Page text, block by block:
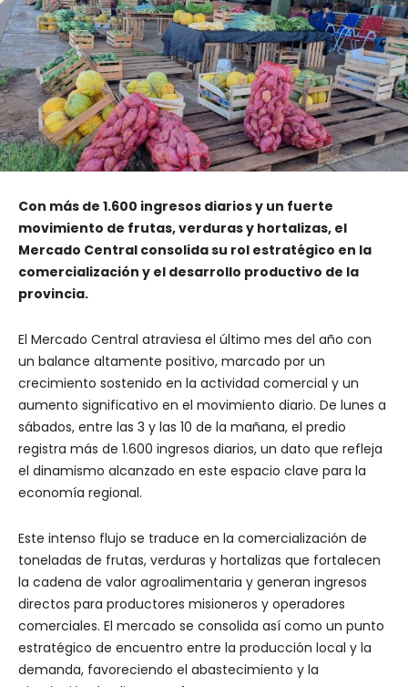
Con más de 1.600 ingresos diarios y un fuerte
movimiento de frutas, verduras y hortalizas, el
Mercado Central consolida su rol estratégico en la
comercialización y el desarrollo productivo de la
provincia.
El Mercado Central atraviesa el último mes del año con
un balance altamente positivo, marcado por un
crecimiento sostenido en la actividad comercial y un
aumento significativo en el movimiento diario. De lunes a
sábados, entre las 3 y las 10 de la mañana, el predio
registra más de 1.600 ingresos diarios, un dato que refleja
el dinamismo alcanzado en este espacio clave para la
economía regional.
Este intenso flujo se traduce en la comercialización de
toneladas de frutas, verduras y hortalizas que fortalecen
la cadena de valor agroalimentaria y generan ingresos
directos para productores misioneros y operadores
comerciales. El mercado se consolida así como un punto
estratégico de encuentro entre la producción local y la
demanda, favoreciendo el abastecimiento y la